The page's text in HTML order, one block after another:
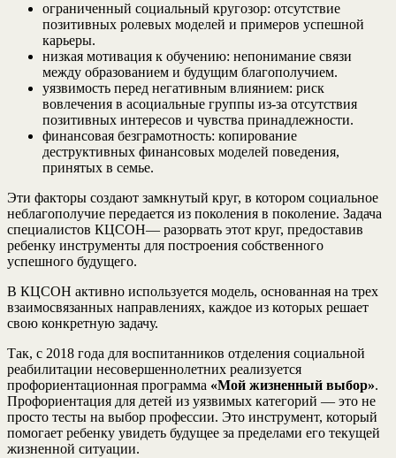
ограниченный социальный кругозор: отсутствие
позитивных ролевых моделей и примеров успешной
карьеры.
низкая мотивация к обучению: непонимание связи
между образованием и будущим благополучием.
уязвимость перед негативным влиянием: риск
вовлечения в асоциальные группы из-за отсутствия
позитивных интересов и чувства принадлежности.
финансовая безграмотность: копирование
деструктивных финансовых моделей поведения,
принятых в семье.
Эти факторы создают замкнутый круг, в котором социальное
неблагополучие передается из поколения в поколение. Задача
специалистов КЦСОН— разорвать этот круг, предоставив
ребенку инструменты для построения собственного
успешного будущего.
В КЦСОН активно используется модель, основанная на трех
взаимосвязанных направлениях, каждое из которых решает
свою конкретную задачу.
Так, с 2018 года для воспитанников отделения социальной
реабилитации несовершеннолетних реализуется
профориентационная программа «Мой жизненный выбор».
Профориентация для детей из уязвимых категорий — это не
просто тесты на выбор профессии. Это инструмент, который
помогает ребенку увидеть будущее за пределами его текущей
жизненной ситуации.